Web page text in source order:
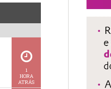
1
HORA
ATRÁS